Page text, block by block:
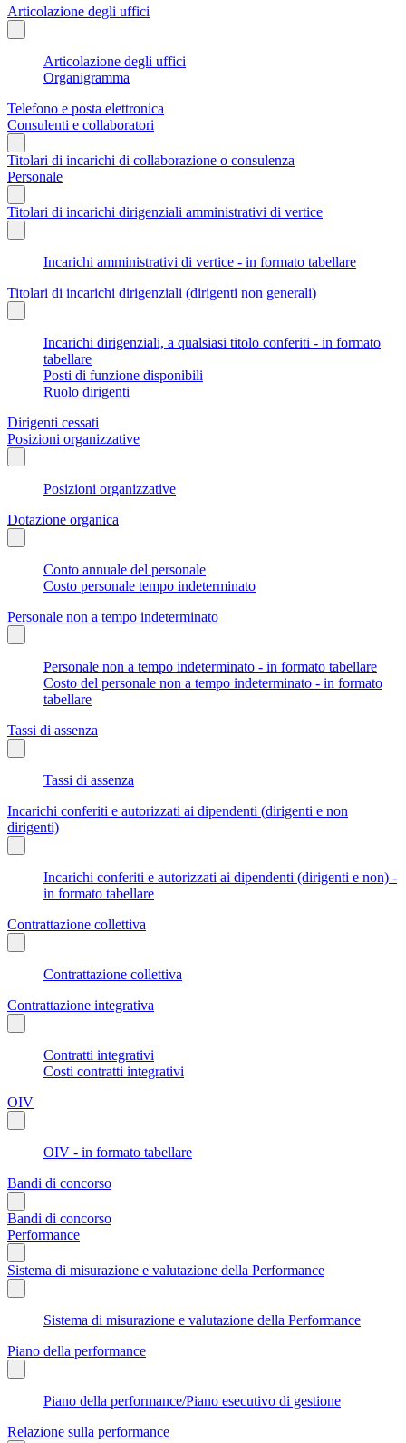
Articolazione degli uffici
Articolazione degli uffici
Organigramma
Telefono e posta elettronica
Consulenti e collaboratori
Titolari di incarichi di collaborazione o consulenza
Personale
Titolari di incarichi dirigenziali amministrativi di vertice
Incarichi amministrativi di vertice - in formato tabellare
Titolari di incarichi dirigenziali (dirigenti non generali)
Incarichi dirigenziali, a qualsiasi titolo conferiti - in formato
tabellare
Posti di funzione disponibili
Ruolo dirigenti
Dirigenti cessati
Posizioni organizzative
Posizioni organizzative
Dotazione organica
Conto annuale del personale
Costo personale tempo indeterminato
Personale non a tempo indeterminato
Personale non a tempo indeterminato - in formato tabellare
Costo del personale non a tempo indeterminato - in formato
tabellare
Tassi di assenza
Tassi di assenza
Incarichi conferiti e autorizzati ai dipendenti (dirigenti e non
dirigenti)
Incarichi conferiti e autorizzati ai dipendenti (dirigenti e non) -
in formato tabellare
Contrattazione collettiva
Contrattazione collettiva
Contrattazione integrativa
Contratti integrativi
Costi contratti integrativi
OIV
OIV - in formato tabellare
Bandi di concorso
Bandi di concorso
Performance
Sistema di misurazione e valutazione della Performance
Sistema di misurazione e valutazione della Performance
Piano della performance
Piano della performance/Piano esecutivo di gestione
Relazione sulla performance